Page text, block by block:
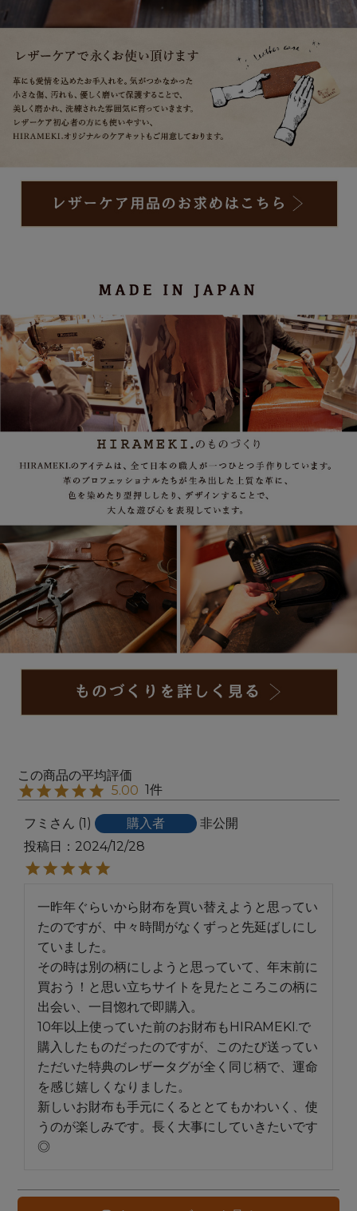
5.00 1
フミ 1 購入者
非公開
投稿日
2024/12/28
一昨年ぐらいから財布を買い替えようと思ってい
たのですが、中々時間がなくずっと先延ばしにし
ていました。
その時は別の柄にしようと思っていて、年末前に
買おう！と思い立ちサイトを見たところこの柄に
出会い、一目惚れで即購入。
10年以上使っていた前のお財布もHIRAMEKI.で
購入したものだったのですが、このたび送ってい
ただいた特典のレザータグが全く同じ柄で、運命
を感じ嬉しくなりました。
新しいお財布も手元にくるととてもかわいく、使
うのが楽しみです。長く大事にしていきたいです
◎